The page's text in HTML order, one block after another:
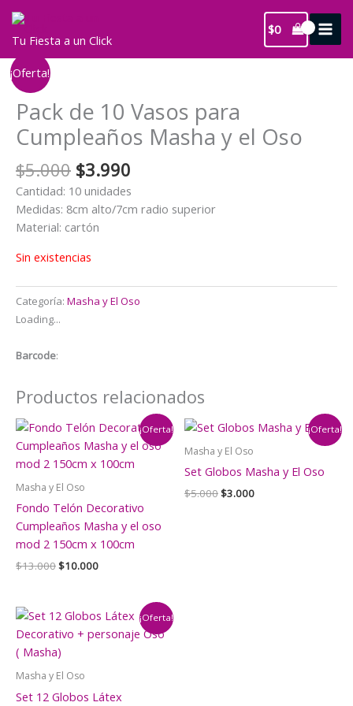
contenido
Tu Fiesta a un Click
$0
¡Oferta!
Pack de 10 Vasos para
Cumpleaños Masha y el Oso
$5.000 El
precio
original
era:
$3.990
precio
actual
Cantidad: 10 unidades
Medidas: 8cm alto/7cm radio superior
Material: cartón
Sin existencias
Categoría: Masha y El Oso
Loading...
Barcode:
Productos relacionados
¡Oferta!
Masha y El Oso
Fondo Telón Decorativo
Cumpleaños Masha y el oso
mod 2 150cm x 100cm
$13.000El
$13.000.
$10.000El
$10.000.
¡Oferta!
Masha y El Oso
Set Globos Masha y El Oso
$5.000El
$3.000El
¡Oferta!
Masha y El Oso
Set 12 Globos Látex